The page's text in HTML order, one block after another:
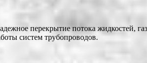
перекрытие потока жидкостей,
систем трубопроводов.